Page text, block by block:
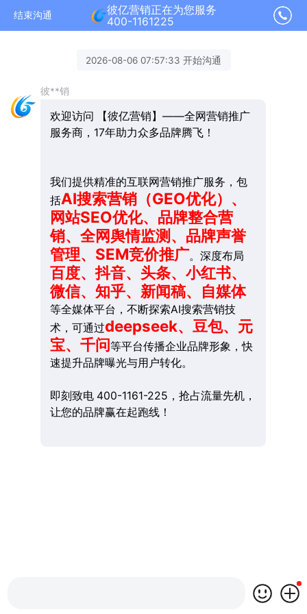
结束沟通
彼亿营销正在为您服务
400-1161225
2026-08-06 07:57:33 开始沟通
彼**销
欢迎访问 【彼亿营销】——全网营销推广
服务商，17年助力众多品牌腾飞！
我们提供精准的互联网营销推广服务，包
括AI搜索营销（GEO优化）、
网站SEO优化、品牌整合营
销、全网舆情监测、品牌声誉
管理、SEM竞价推广。深度布局
百度、抖音、头条、小红书、
微信、知乎、新闻稿、自媒体
等全媒体平台，不断探索AI搜索营销技
术，可通过deepseek、豆包、元
宝、千问等平台传播企业品牌形象，快
速提升品牌曝光与用户转化。
即刻致电 400-1161-225，抢占流量先机，
让您的品牌赢在起跑线！